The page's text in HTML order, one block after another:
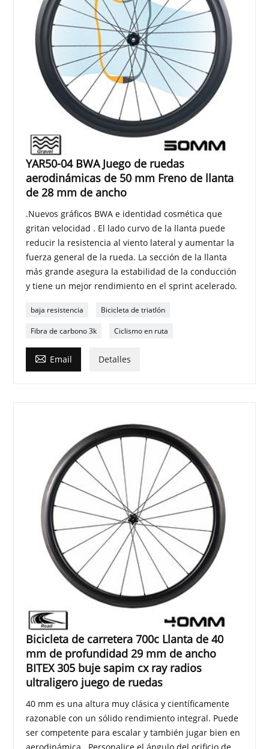
YAR50-04 BWA Juego de ruedas
aerodinámicas de 50 mm Freno de llanta
de 28 mm de ancho
.Nuevos gráficos BWA e identidad cosmética que
gritan velocidad . El lado curvo de la llanta puede
reducir la resistencia al viento lateral y aumentar la
fuerza general de la rueda. La sección de la llanta
más grande asegura la estabilidad de la conducción
y tiene un mejor rendimiento en el sprint acelerado.
baja resistencia Bicicleta de triatlón
Fibra de carbono 3k Ciclismo en ruta
 Email Detalles
Bicicleta de carretera 700c Llanta de 40
mm de profundidad 29 mm de ancho
BITEX 305 buje sapim cx ray radios
ultraligero juego de ruedas
40 mm es una altura muy clásica y científicamente
razonable con un sólido rendimiento integral. Puede
ser competente para escalar y también jugar bien en